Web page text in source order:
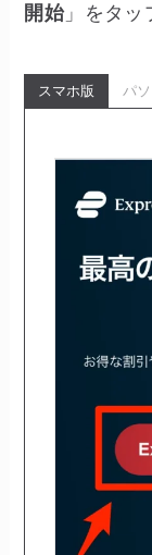
開始」をタッ
スマホ版 パ